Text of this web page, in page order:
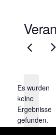
Hinweis
Es wurden
keine
Ergebnisse
gefunden.